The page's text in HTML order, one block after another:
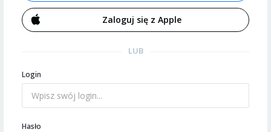
Zaloguj się z Apple
LUB
Login
Hasło